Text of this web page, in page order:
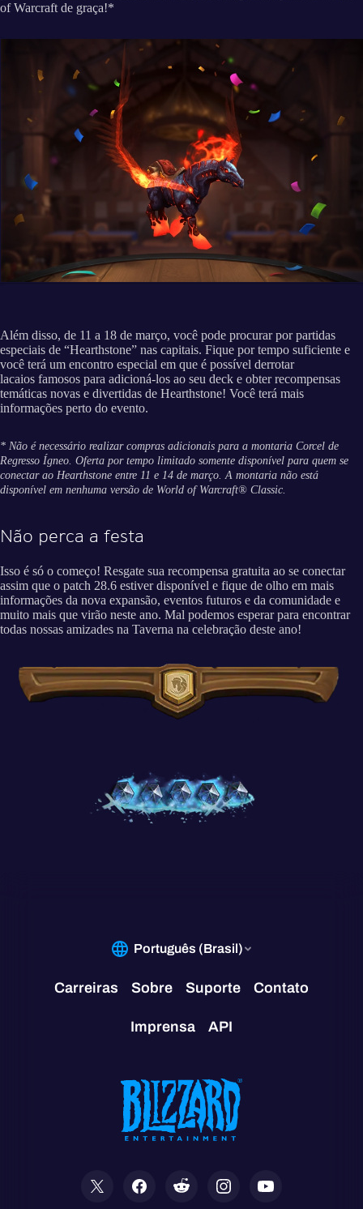
of Warcraft de graça!*
Além disso, de 11 a 18 de março, você pode procurar por partidas
especiais de “Hearthstone” nas capitais. Fique por tempo suficiente e
você terá um encontro especial em que é possível derrotar
lacaios famosos para adicioná-los ao seu deck e obter recompensas
temáticas novas e divertidas de Hearthstone! Você terá mais
informações perto do evento.
* Não é necessário realizar compras adicionais para a montaria Corcel de
Regresso Ígneo. Oferta por tempo limitado somente disponível para quem se
conectar ao Hearthstone entre 11 e 14 de março. A montaria não está
disponível em nenhuma versão de World of Warcraft® Classic.
Não perca a festa
Isso é só o começo! Resgate sua recompensa gratuita ao se conectar
assim que o patch 28.6 estiver disponível e fique de olho em mais
informações da nova expansão, eventos futuros e da comunidade e
muito mais que virão neste ano. Mal podemos esperar para encontrar
todas nossas amizades na Taverna na celebração deste ano!